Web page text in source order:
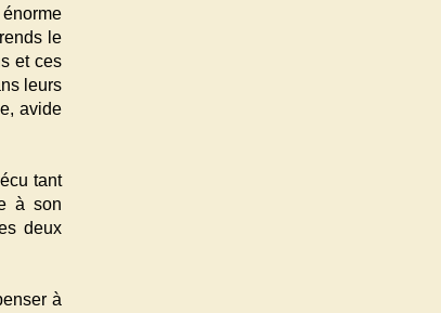
le
et ces
leurs
avide
tant
à son
deux
à